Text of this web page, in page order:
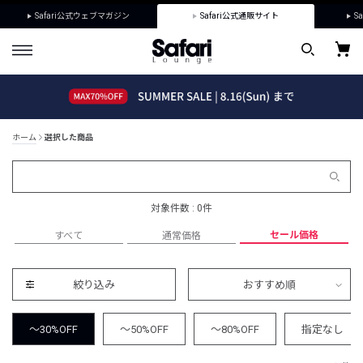
Safari公式ウェブマガジン Safari公式通販サイト
ホーム 選択した商品
対象件数 : 0件
すべて 通常価格 セール価格
絞り込み おすすめ順
～30%OFF ～50%OFF ～80%OFF 指定なし